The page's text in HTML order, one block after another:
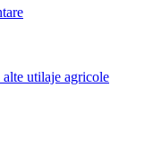
alte utilaje agricole